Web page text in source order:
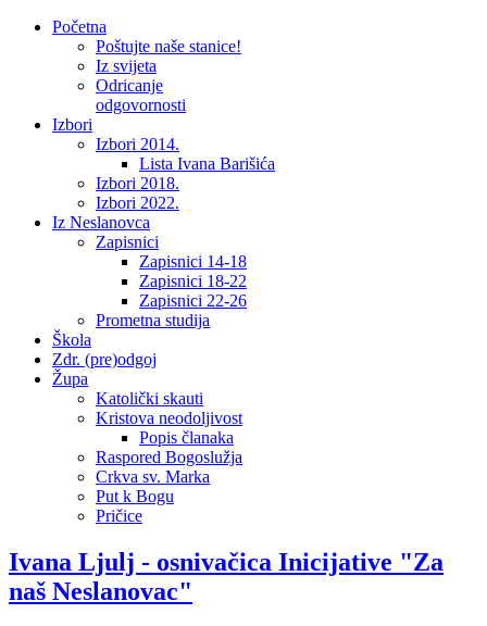
Početna
Poštujte naše stanice!
Iz svijeta
Odricanje
odgovornosti
Izbori
Izbori 2014.
Lista Ivana Barišića
Izbori 2018.
Izbori 2022.
Iz Neslanovca
Zapisnici
Zapisnici 14-18
Zapisnici 18-22
Zapisnici 22-26
Prometna studija
Škola
Zdr. (pre)odgoj
Župa
Katolički skauti
Kristova neodoljivost
Popis članaka
Raspored Bogoslužja
Crkva sv. Marka
Put k Bogu
Pričice
Ivana Ljulj - osnivačica Inicijative "Za
naš Neslanovac"